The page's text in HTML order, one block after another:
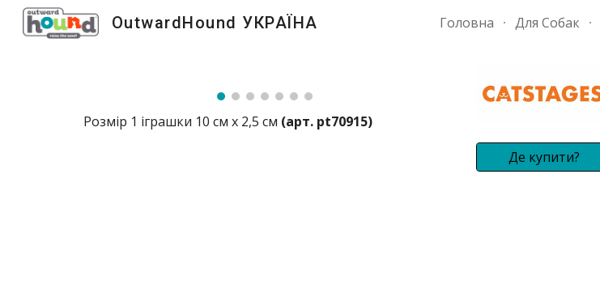
Skip to main content
OutwardHound УКРАЇНА Головна Для Собак
Розмір 1 іграшки 10 см х 2,5 см (арт. pt70915)
Де купити?